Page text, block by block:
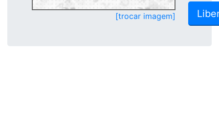
[trocar imagem]